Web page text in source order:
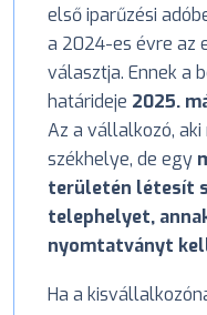
első iparűzési
a 2024-es évre az
választja. Ennek a
határideje 2025.
Az a vállalkozó,
székhelye, de egy
területén létesít
telephelyet,
nyomtatványt
Ha a